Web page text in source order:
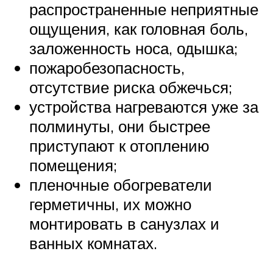
распространенные неприятные
ощущения, как головная боль,
заложенность носа, одышка;
пожаробезопасность,
отсутствие риска обжечься;
устройства нагреваются уже за
полминуты, они быстрее
приступают к отоплению
помещения;
пленочные обогреватели
герметичны, их можно
монтировать в санузлах и
ванных комнатах.